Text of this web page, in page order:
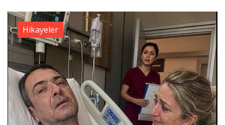
Hikayeler